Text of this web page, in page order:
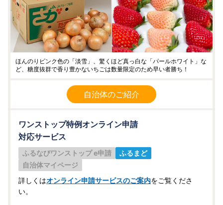
ほんのりピンク色の「淡雪」、驚くほど真っ白な「パールホワイト」な
ど、糖度抜群で香り豊かないちごは数量限定のため早い者勝ち！
自治体のご紹介
ワンストップ特例オンライン申請
対応サービス
ふるなびワンストップ e申請
ふるまど
自治体マイページ
詳しくはオンライン申請サービスのご案内をご覧くださ
い。